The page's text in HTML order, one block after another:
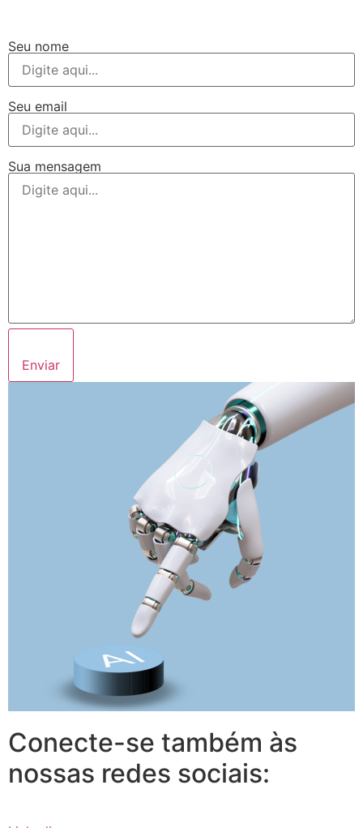
Seu nome
Seu email
Sua mensagem
Enviar
Conecte-se também às
nossas redes sociais: